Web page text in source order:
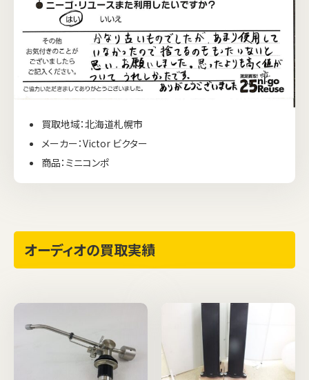
買取地域：北海道札幌市
メーカー：Victor ビクター
商品：ミニコンポ
オーディオの買取実績